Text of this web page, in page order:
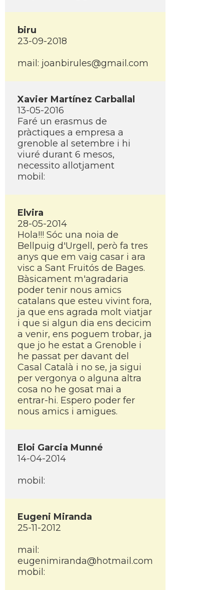
biru
23-09-2018
mail: joanbirules@gmail.com
Xavier Martí­nez Carballal
13-05-2016
Faré un erasmus de
pràctiques a empresa a
grenoble al setembre i hi
viuré durant 6 mesos,
necessito allotjament
mobil:
Elvira
28-05-2014
Hola!!! Sóc una noia de
Bellpuig d'Urgell, però fa tres
anys que em vaig casar i ara
visc a Sant Fruitós de Bages.
Bàsicament m'agradaria
poder tenir nous amics
catalans que esteu vivint fora,
ja que ens agrada molt viatjar
i que si algun dia ens decicim
a venir, ens poguem trobar, ja
que jo he estat a Grenoble i
he passat per davant del
Casal Català i no se, ja sigui
per vergonya o alguna altra
cosa no he gosat mai a
entrar-hi. Espero poder fer
nous amics i amigues.
Eloi Garcia Munné
14-04-2014
mobil:
Eugeni Miranda
25-11-2012
mail:
eugenimiranda@hotmail.com
mobil: